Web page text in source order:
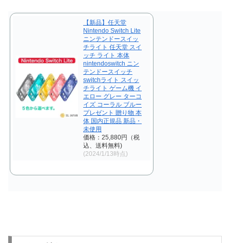
【新品】任天堂
Nintendo Switch Lite
ニンテンドースイッ
チライト 任天堂 スイ
ッチ ライト 本体
nintendoswitch ニン
テンドースイッチ
switchライト スイッ
チライト ゲーム機 イ
エロー グレー ターコ
イズ コーラル ブルー
プレゼント 贈り物 本
体 国内正規品 新品・
未使用
価格：25,880円（税
込、送料無料)
(2024/1/13時点)